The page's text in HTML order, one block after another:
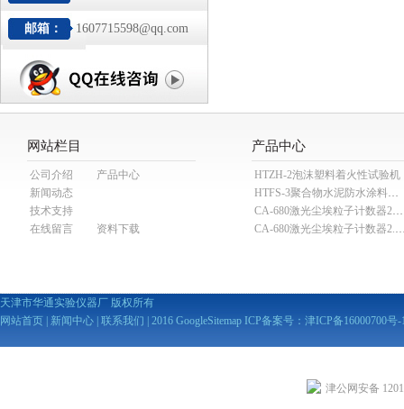
邮箱： 1607715598@qq.com
网站栏目
公司介绍
产品中心
新闻动态
技术支持
在线留言
资料下载
产品中心
HTZH-2泡沫塑料着火性试验机
HTFS-3聚合物水泥防水涂料分散机
CA-680激光尘埃粒子计数器28.3L
CA-680激光尘埃粒子
天津市华通实验仪器厂 版权所有
网站首页
新闻中心 联系我们 | 2016 GoogleSitemap ICP备案号： 津ICP备16000700号-
津公网安备